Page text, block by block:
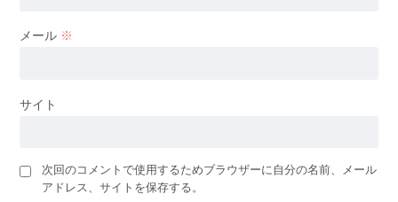
メール ※
サイト
次回のコメントで使用するためブラウザーに自分の名前、メール
アドレス、サイトを保存する。